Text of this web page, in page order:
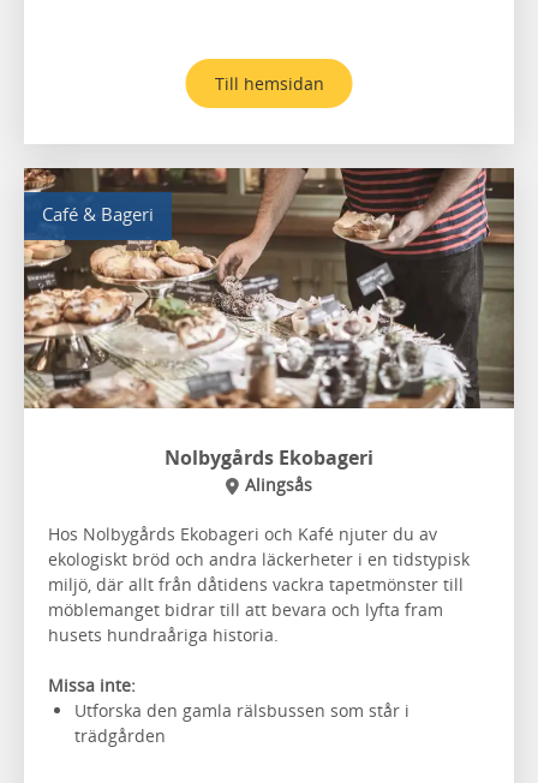
Till hemsidan
Café & Bageri
Nolbygårds Ekobageri
Alingsås
Hos Nolbygårds Ekobageri och Kafé njuter du av
ekologiskt bröd och andra läckerheter i en tidstypisk
miljö, där allt från dåtidens vackra tapetmönster till
möblemanget bidrar till att bevara och lyfta fram
husets hundraåriga historia.
Missa inte:
Utforska den gamla rälsbussen som står i
trädgården